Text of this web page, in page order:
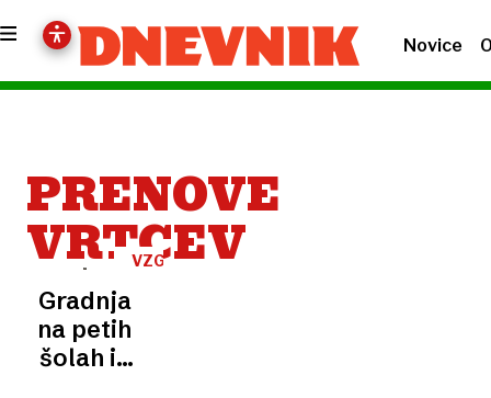
Novice
PRENOVE
VRTCEV
VZGOJA
Gradnja
na petih
šolah in